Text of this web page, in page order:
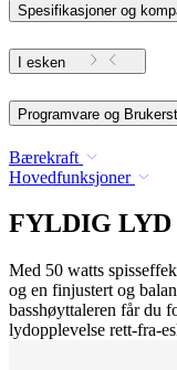
Spesifikasjoner og
I esken
Programvare og
Bærekraft
Hovedfunksjoner
FYLDIG LYD
Med 50 watts
og en finjustert og
basshøyttaleren får du
lydopplevelse rett-fra-